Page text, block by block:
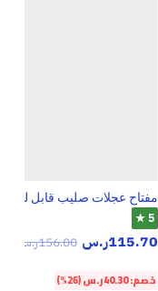
مفتاح عجلات صليب قابل
5 ★
115.70ر.س 156.00ر.س
خصم:40.30ر.س(26%)